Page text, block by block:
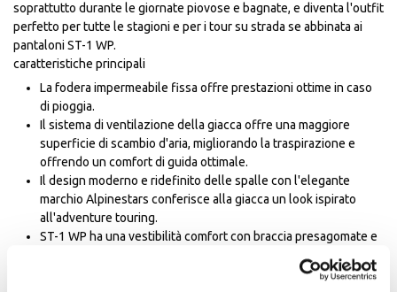
soprattutto durante le giornate piovose e bagnate, e diventa l'outfit
perfetto per tutte le stagioni e per i tour su strada se abbinata ai
pantaloni ST-1 WP.
caratteristiche principali
La fodera impermeabile fissa offre prestazioni ottime in caso
di pioggia.
Il sistema di ventilazione della giacca offre una maggiore
superficie di scambio d'aria, migliorando la traspirazione e
offrendo un comfort di guida ottimale.
Il design moderno e ridefinito delle spalle con l'elegante
marchio Alpinestars conferisce alla giacca un look ispirato
all'adventure touring.
ST-1 WP ha una vestibilità comfort con braccia presagomate e
gomiti ergonomici per un'eccellente libertà di movimento.
Il design ergonomico delle tasche cargo, con espansione